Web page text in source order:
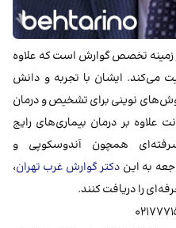
زمینه تخصص گوارش است که علاوه
می‌کند. ایشان با تجربه و دانش
نوینی برای تشخیص و درمان
علاوه بر درمان بیماری‌های رایج
همچون آندوسکوپی و
به این دکتر گوارش غرب تهران،
را دریافت کنند.